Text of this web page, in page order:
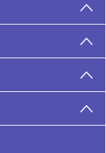
que oferecem
e encontros.
nossos valores
e o azul anil,
continuar
vocês!”